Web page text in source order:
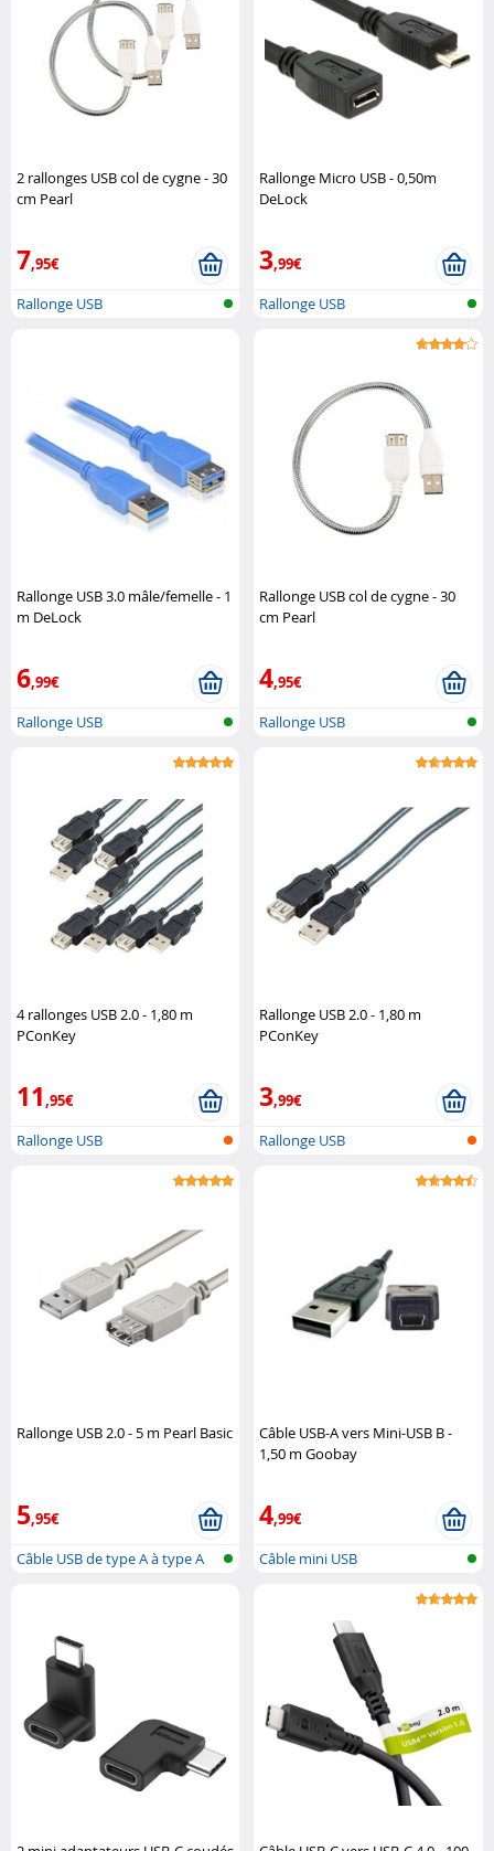
2 rallonges USB col de cygne - 30
cm Pearl
7,95€
Rallonge USB
Rallonge Micro USB - 0,50m
DeLock
3,99€
Rallonge USB
Rallonge USB 3.0 mâle/femelle - 1
m DeLock
6,99€
Rallonge USB
Rallonge USB col de cygne - 30
cm Pearl
4,95€
Rallonge USB
4 rallonges USB 2.0 - 1,80 m
PConKey
11,95€
Rallonge USB
Rallonge USB 2.0 - 1,80 m
PConKey
3,99€
Rallonge USB
Rallonge USB 2.0 - 5 m Pearl Basic
5,95€
Câble USB de type A à type A
Câble USB-A vers Mini-USB B -
1,50 m Goobay
4,99€
Câble mini USB